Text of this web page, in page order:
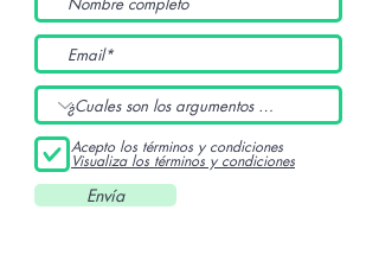
Acepto los términos y condiciones
Visualiza los términos y condiciones
Envía